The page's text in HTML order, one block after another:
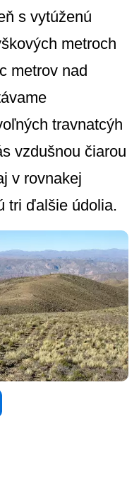
s vytúženú
metroch
metrov nad
travnatcýh
vzdušnou čiarou
v rovnakej
tri ďalšie údolia.